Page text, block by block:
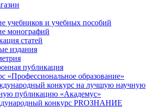
учебников и учебных пособий
монографий
статей
издания
публикация
«Профессиональное образование»
конкурс на лучшую научную
публикацию «Академус»
конкурс PROЗНАНИЕ